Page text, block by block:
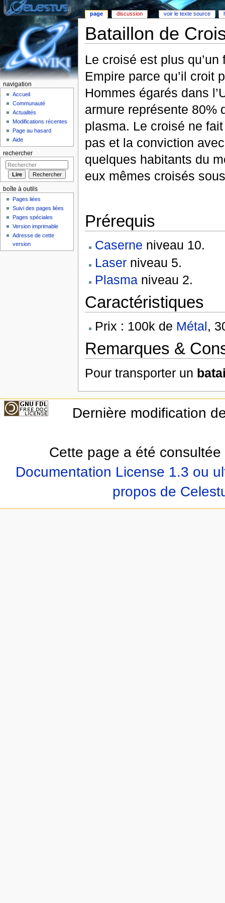
Bataillon de
Le croisé est plus
Empire parce qu’il croit
Hommes égarés dans
armure représente 80%
plasma. Le croisé ne
pas et la conviction
quelques habitants du
eux mêmes croisés
Prérequis
Caserne niveau 10.
Laserniveau 5.
Plasmaniveau 2.
Caractéristiques
Prix : 100k de Métal,
Remarques &
Pour transporter un
page discussion voir le texte source
navigation
Accueil
Communauté
Actualités
Modifications récentes
Page au hasard
Aide
rechercher
boîte à outils
Pages liées
Suivi des pages liées
Pages spéciales
Version imprimable
Adresse de cette
version
Dernière modification
Cette page a été
Documentation License 1.3 ou
propos de